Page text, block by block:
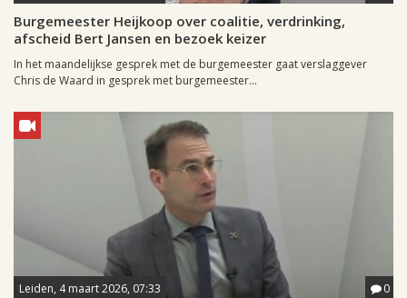
Burgemeester Heijkoop over coalitie, verdrinking,
afscheid Bert Jansen en bezoek keizer
In het maandelijkse gesprek met de burgemeester gaat verslaggever
Chris de Waard in gesprek met burgemeester...
Leiden, 4 maart 2026, 07:33 0